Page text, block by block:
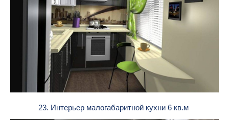
23. Интерьер малогабаритной кухни 6 кв.м